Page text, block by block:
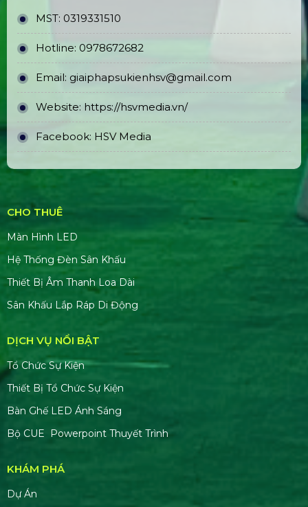
MST: 0319331510
Hotline: 0978672682
Email: giaiphapsukienhsv@gmail.com
Website: https://hsvmedia.vn/
Facebook: HSV Media
CHO THUÊ
Màn Hình LED
Hệ Thống Đèn Sân Khấu
Thiết Bị Âm Thanh Loa Dài
Sân Khấu Lắp Ráp Di Động
DỊCH VỤ NỔI BẬT
Tổ Chức Sự Kiện
Thiết Bị Tổ Chức Sự Kiện
Bàn Ghế LED Ánh Sáng
Bộ CUE Powerpoint Thuyết Trình
KHÁM PHÁ
Dự Án